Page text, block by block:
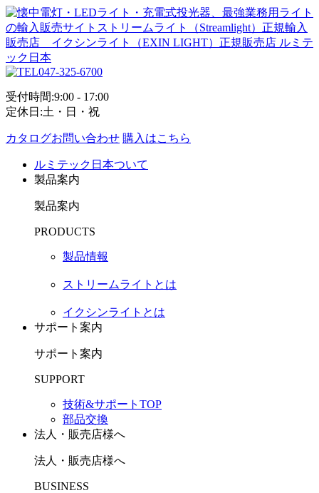
047-325-6700
受付時間:9:00 - 17:00
定休日:土・日・祝
カタログお問い合わせ 購入はこちら
ルミテック日本ついて
製品案内
製品案内
PRODUCTS
製品情報
ストリームライトとは
イクシンライトとは
サポート案内
サポート案内
SUPPORT
技術&サポートTOP
部品交換
法人・販売店様へ
法人・販売店様へ
BUSINESS